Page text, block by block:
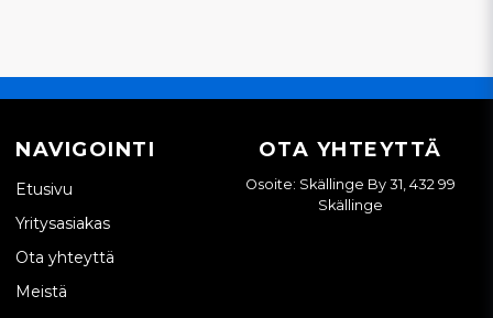
NAVIGOINTI
Etusivu
Yritysasiakas
Ota yhteyttä
Meistä
OTA YHTEYTTÄ
Osoite: Skällinge By 31, 432 99
Skällinge